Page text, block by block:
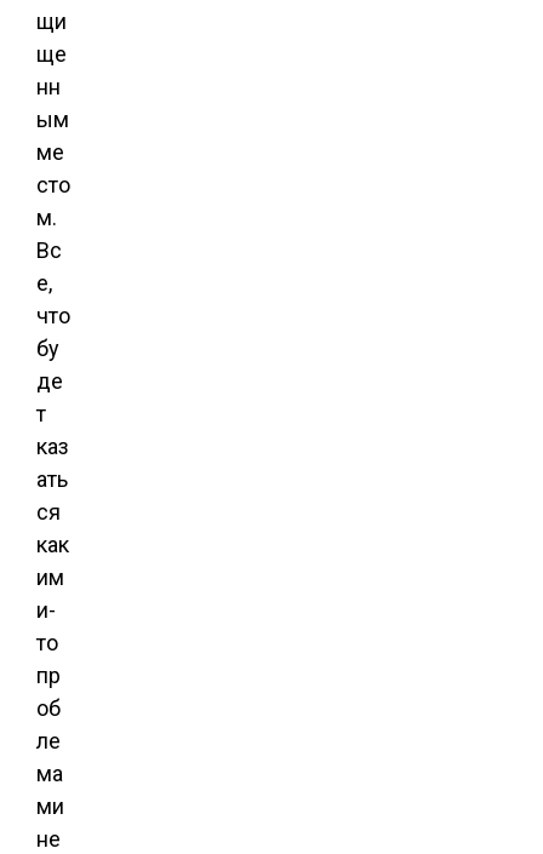
щи
ще
нн
ым
ме
сто
м.
Вс
е,
что
бу
де
т
каз
ать
ся
как
им
и-
то
пр
об
ле
ма
ми
не